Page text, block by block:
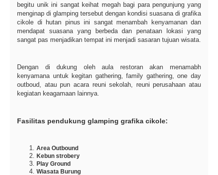
begitu unik ini sangat keihat megah bagi para pengunjung yang
menginap di glamping tersebut dengan kondisi suasana di grafika
cikole di hutan pinus ini sangat menambah kenyamanan dan
mendapat suasana yang berbeda dan penataan lokasi yang
sangat pas menjadikan tempat ini menjadi sasaran tujuan wisata.
Dengan di dukung oleh aula restoran akan menamabh
kenyamana untuk kegitan gathering, family gathering, one day
outboud, atau pun acara reuni sekolah, reuni perusahaan atau
kegiatan keagamaan lainnya.
Fasilitas pendukung glamping grafika cikole:
Area Outbound
Kebun strobery
Play Ground
Wiasata Burung